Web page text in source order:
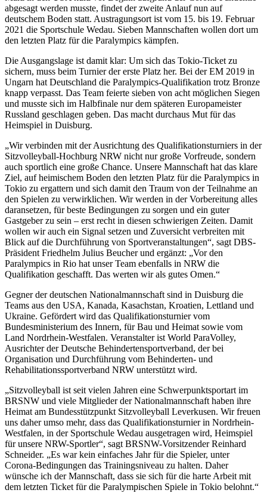
abgesagt werden musste, findet der zweite Anlauf nun auf
deutschem Boden statt. Austragungsort ist vom 15. bis 19. Februar
2021 die Sportschule Wedau. Sieben Mannschaften wollen dort um
den letzten Platz für die Paralympics kämpfen.
Die Ausgangslage ist damit klar: Um sich das Tokio-Ticket zu
sichern, muss beim Turnier der erste Platz her. Bei der EM 2019 in
Ungarn hat Deutschland die Paralympics-Qualifikation trotz Bronze
knapp verpasst. Das Team feierte sieben von acht möglichen Siegen
und musste sich im Halbfinale nur dem späteren Europameister
Russland geschlagen geben. Das macht durchaus Mut für das
Heimspiel in Duisburg.
„Wir verbinden mit der Ausrichtung des Qualifikationsturniers in der
Sitzvolleyball-Hochburg NRW nicht nur große Vorfreude, sondern
auch sportlich eine große Chance. Unsere Mannschaft hat das klare
Ziel, auf heimischem Boden den letzten Platz für die Paralympics in
Tokio zu ergattern und sich damit den Traum von der Teilnahme an
den Spielen zu verwirklichen. Wir werden in der Vorbereitung alles
daransetzen, für beste Bedingungen zu sorgen und ein guter
Gastgeber zu sein – erst recht in diesen schwierigen Zeiten. Damit
wollen wir auch ein Signal setzen und Zuversicht verbreiten mit
Blick auf die Durchführung von Sportveranstaltungen“, sagt DBS-
Präsident Friedhelm Julius Beucher und ergänzt: „Vor den
Paralympics in Rio hat unser Team ebenfalls in NRW die
Qualifikation geschafft. Das werten wir als gutes Omen.“
Gegner der deutschen Nationalmannschaft sind in Duisburg die
Teams aus den USA, Kanada, Kasachstan, Kroatien, Lettland und
Ukraine. Gefördert wird das Qualifikationsturnier vom
Bundesministerium des Innern, für Bau und Heimat sowie vom
Land Nordrhein-Westfalen. Veranstalter ist World ParaVolley,
Ausrichter der Deutsche Behindertensportverband, der bei
Organisation und Durchführung vom Behinderten- und
Rehabilitationssportverband NRW unterstützt wird.
„Sitzvolleyball ist seit vielen Jahren eine Schwerpunktsportart im
BRSNW und viele Mitglieder der Nationalmannschaft haben ihre
Heimat am Bundesstützpunkt Sitzvolleyball Leverkusen. Wir freuen
uns daher umso mehr, dass das Qualifikationsturnier in Nordrhein-
Westfalen, in der Sportschule Wedau ausgetragen wird, Heimspiel
für unsere NRW-Sportler“, sagt BRSNW-Vorsitzender Reinhard
Schneider. „Es war kein einfaches Jahr für die Spieler, unter
Corona-Bedingungen das Trainingsniveau zu halten. Daher
wünsche ich der Mannschaft, dass sie sich für die harte Arbeit mit
dem letzten Ticket für die Paralympischen Spiele in Tokio belohnt.“